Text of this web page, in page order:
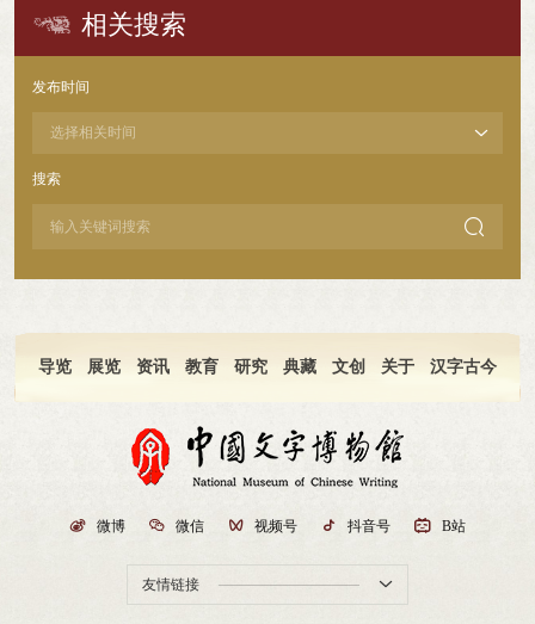
记史”为题，为上海外国语大学的留学生带来了一场精彩的学术讲座。俄罗斯、
字就像一扇神奇的窗户，让我看到了中国人独特的思维方式。”展览通
置的“文字工坊”更让参与者能亲手体验民俗字印刷、甲骨刻写等传统技艺，感受
江云间中学。450名中学生在中国文字博物馆社教老师的引领下认真学习“识字铸
依三个部分，深入解读与家国相关的汉字背后的奥秘，引导青少年探索中华民族
字独特造字规律，动手绘制“字里山河”甲骨文字画。这种将古老文字与现代艺术
汉字为媒的文化交流，必将绽放出独特的光彩。
学们在老师的悉心指导下，亲身体验了甲骨文雕版印刷的神奇魅力。这一环节将
中高度评价了本次活动的重要意义。他表示这次活动意义重大、效果明显，集讲
明史上的卓越贡献，为广大师生开启了一扇探索中华传统文化宝藏的大门，树立
博物馆作为“郑州大学实践教学基地”的重要作用，探索更多富有创意与实效的文
活力，携手为推动中华优秀传统文化的创造性转化与创新性发展贡献青春的智慧
互动，回答问题。 安阳市首席科普专家、中国文字博物馆副研究员王双庆为崇
的12个班级的学生们带来的特色文字课程，《刨根问底话甲骨》《甲骨文里的二
内容从不同的角度，让学生感受到甲骨文与生活的密切联系，增加了学生们的知
文字博物馆作为文字文化传播的重要平台，致力于通过各种汉字科普活动，加强
设，贡献博物馆力量。未来，中国文字博物馆将探索更多甲骨文字传承教育方
相关搜索
发布时间
搜索

导览 展览 资讯 教育 研究 典藏 文创 关于 汉字古今
友情链接 
 微博  微信  视频号  抖音号  B站